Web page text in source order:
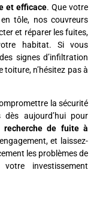
et efficace. Que votre
tôle, nos couvreurs
et réparer les fuites,
habitat. Si vous
signes d’infiltration
toiture, n’hésitez pas à
la sécurité
aujourd’hui pour
recherche de fuite à
et laissez-
les problèmes de
investissement